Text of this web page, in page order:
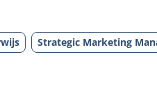
Strategic Marketing